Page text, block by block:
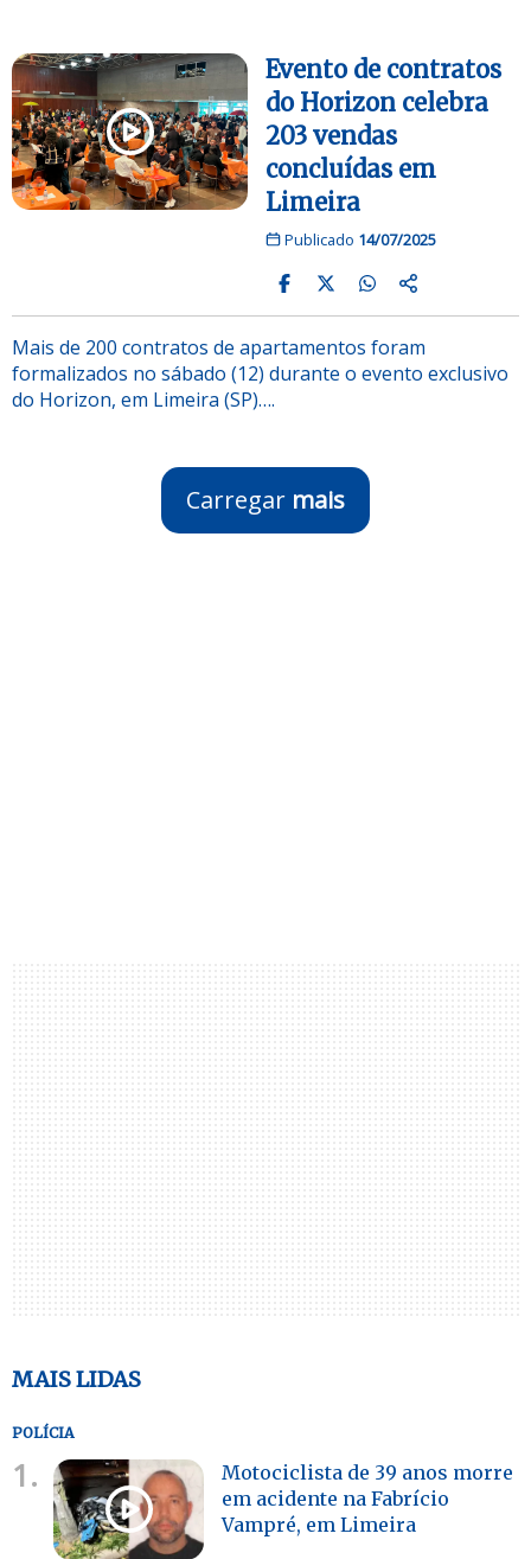
Evento de contratos
do Horizon celebra
203 vendas
concluídas em
Limeira
Publicado 14/07/2025
Mais de 200 contratos de apartamentos foram
formalizados no sábado (12) durante o evento exclusivo
do Horizon, em Limeira (SP)….
Carregar mais
MAIS LIDAS
POLÍCIA
1.
Motociclista de 39 anos morre
em acidente na Fabrício
Vampré, em Limeira